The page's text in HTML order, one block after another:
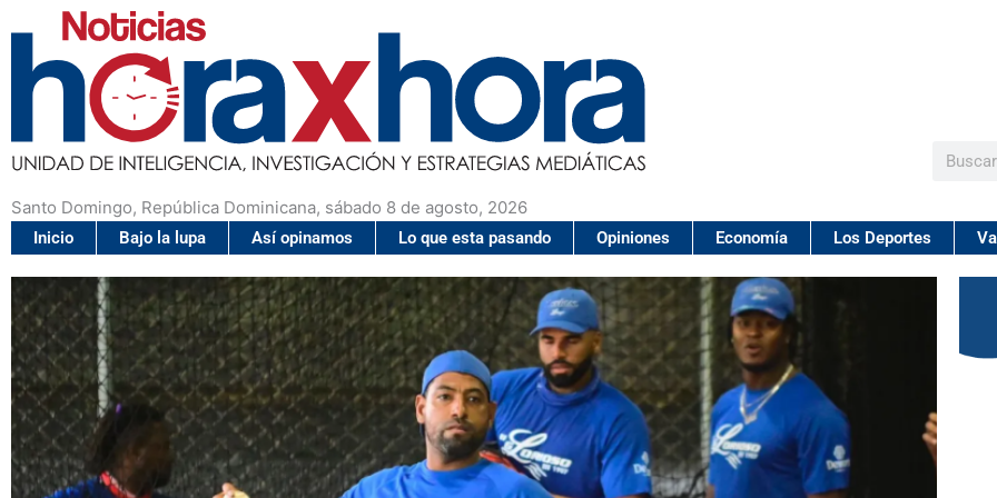
Santo Domingo, República Dominicana, sábado 8 de agosto, 2026
Buscar
Inicio Bajo la lupa Así opinamos Lo que esta pasando Opiniones Economía Los Deportes